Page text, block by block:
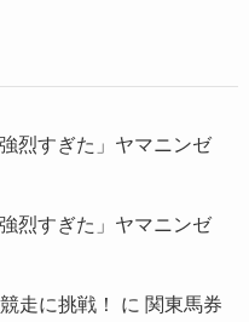
烈すぎた」ヤマニンゼ
烈すぎた」ヤマニンゼ
走に挑戦！ に 関東馬券